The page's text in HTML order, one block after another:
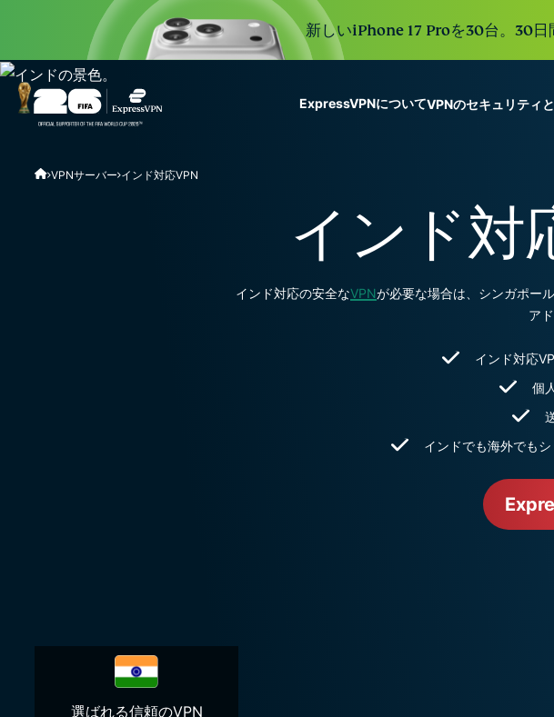
新しいiPhone 17 Proを30台。30
ExpressVPNについて
オ
す
VPNのセキュリティ
国の
な
備え
安
ー
ど。
VPNサーバー インド対応VPN
インド対
インド対応の安全なVPNが必要な場合は、シンガポー
ア
インド対応
個
インドでも海外でも
選ばれる信頼のVPN